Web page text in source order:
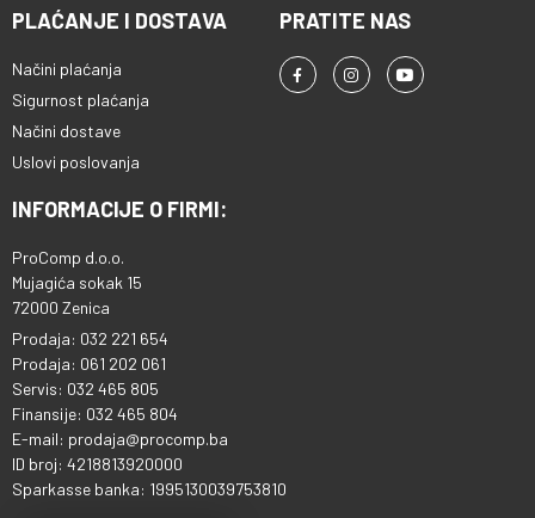
PLAĆANJE I DOSTAVA
Načini plaćanja
Sigurnost plaćanja
Načini dostave
Uslovi poslovanja
PRATITE NAS
INFORMACIJE O FIRMI:
ProComp d.o.o.
Mujagića sokak 15
72000 Zenica
Prodaja: 032 221 654
Prodaja: 061 202 061
Servis: 032 465 805
Finansije: 032 465 804
E-mail: prodaja@procomp.ba
ID broj: 4218813920000
Sparkasse banka: 1995130039753810